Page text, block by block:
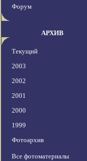
Форум
АРХИВ
Текущий
2003
2002
2001
2000
1999
Фотоархив
Все фотоматериалы